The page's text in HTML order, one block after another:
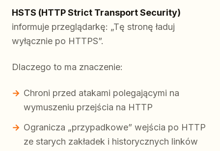
HSTS (HTTP Strict Transport Security)
informuje przeglądarkę: „Tę stronę ładuj
wyłącznie po HTTPS”.
Dlaczego to ma znaczenie:
Chroni przed atakami polegającymi na
wymuszeniu przejścia na HTTP
Ogranicza „przypadkowe” wejścia po HTTP
ze starych zakładek i historycznych linków